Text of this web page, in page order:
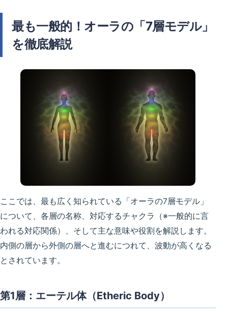
最も一般的！オーラの「7層モデル」
を徹底解説
ここでは、最も広く知られている「オーラの7層モデル」
について、各層の名称、対応するチャクラ（※一般的に言
われる対応関係）、そして主な意味や役割を解説します。
内側の層から外側の層へと進むにつれて、波動が高くなる
とされています。
第1層：エーテル体（Etheric Body）